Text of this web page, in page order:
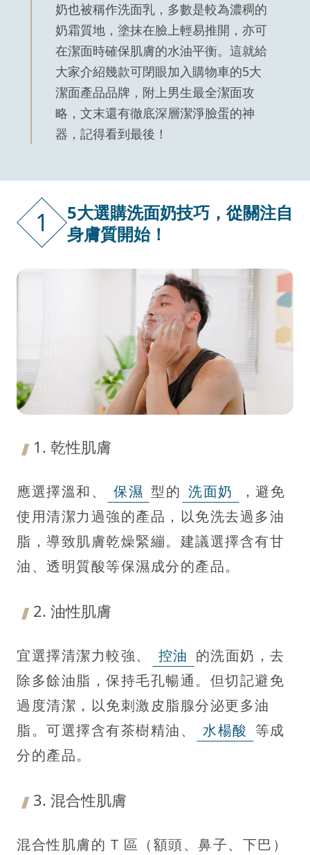
奶也被稱作洗面乳，多數是較為濃稠的
奶霜質地，塗抹在臉上輕易推開，亦可
在潔面時確保肌膚的水油平衡。這就給
大家介紹幾款可閉眼加入購物車的5大
潔面產品品牌，附上男生最全潔面攻
略，文末還有徹底深層潔淨臉蛋的神
器，記得看到最後！
1
5大選購洗面奶技巧，從關注自
身膚質開始！
1. 乾性肌膚
應選擇溫和、 保濕 型的 洗面奶
，避免
使用清潔力過強的產品，以免洗去過多油
脂，導致肌膚乾燥緊繃。建議選擇含有甘
油、透明質酸等保濕成分的產品。
2. 油性肌膚
宜選擇清潔力較強、 控油 的洗面奶，去
除多餘油脂，保持毛孔暢通。但切記避免
過度清潔，以免刺激皮脂腺分泌更多油
脂。可選擇含有茶樹精油、
水楊酸 等成
分的產品。
3. 混合性肌膚
混合性肌膚的 T 區（額頭、鼻子、下巴）